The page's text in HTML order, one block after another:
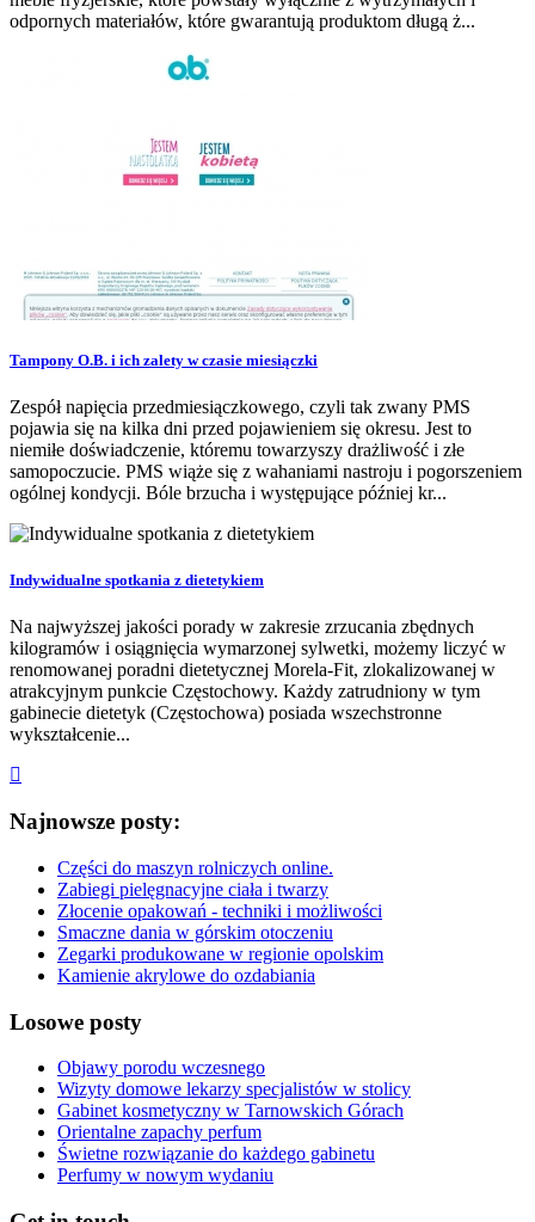
odpornych materiałów, które gwarantują produktom długą ż...
Tampony O.B. i ich zalety w czasie miesiączki
Zespół napięcia przedmiesiączkowego, czyli tak zwany PMS
pojawia się na kilka dni przed pojawieniem się okresu. Jest to
niemiłe doświadczenie, któremu towarzyszy drażliwość i złe
samopoczucie. PMS wiąże się z wahaniami nastroju i pogorszeniem
ogólnej kondycji. Bóle brzucha i występujące później kr...
Indywidualne spotkania z dietetykiem
Na najwyższej jakości porady w zakresie zrzucania zbędnych
kilogramów i osiągnięcia wymarzonej sylwetki, możemy liczyć w
renomowanej poradni dietetycznej Morela-Fit, zlokalizowanej w
atrakcyjnym punkcie Częstochowy. Każdy zatrudniony w tym
gabinecie dietetyk (Częstochowa) posiada wszechstronne
wykształcenie...
Najnowsze posty:
Części do maszyn rolniczych online.
Zabiegi pielęgnacyjne ciała i twarzy
Złocenie opakowań - techniki i możliwości
Smaczne dania w górskim otoczeniu
Zegarki produkowane w regionie opolskim
Kamienie akrylowe do ozdabiania
Losowe posty
Objawy porodu wczesnego
Wizyty domowe lekarzy specjalistów w stolicy
Gabinet kosmetyczny w Tarnowskich Górach
Orientalne zapachy perfum
Świetne rozwiązanie do każdego gabinetu
Perfumy w nowym wydaniu